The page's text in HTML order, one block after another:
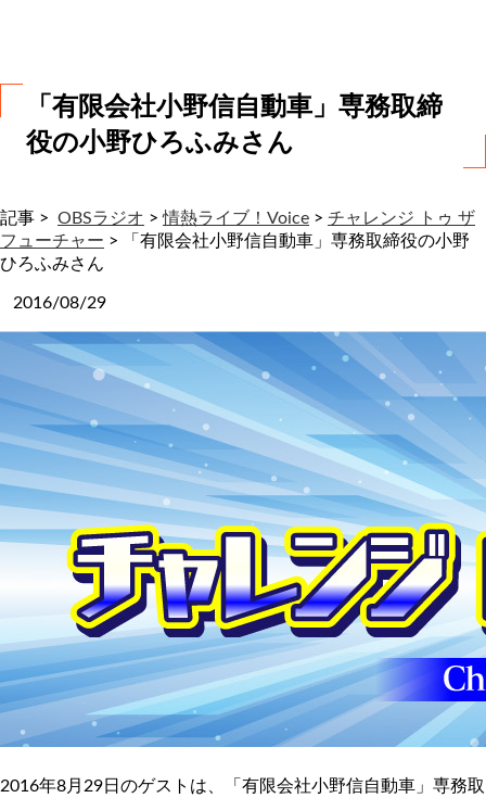
「有限会社小野信自動車」専務取締
役の小野ひろふみさん
記事 > OBSラジオ >情熱ライブ！Voice > チャレンジ トゥ ザ
フューチャー >
「有限会社小野信自動車」専務取締役の小野
ひろふみさん
2016/08/29
2016年8月29日のゲストは、「有限会社小野信自動車」専務取